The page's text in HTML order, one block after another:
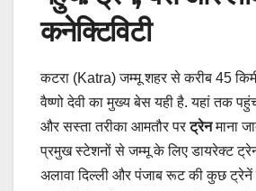
कनेक्टिविटी
कटरा (Katra) जम्मू शहर से करीब 45
वैष्णो देवी का मुख्य बेस यही है. यहां तक
और सस्ता तरीका आमतौर परट्रेनमाना
प्रमुख स्टेशनों से जम्मू के लिए डायरेक्ट
अलावा दिल्ली और पंजाब रूट की कुछ ट्रेनें